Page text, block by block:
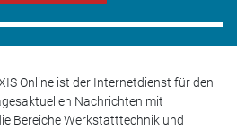
Online ist der Internetdienst für den
Nachrichten mit
Bereiche Werkstatttechnik und